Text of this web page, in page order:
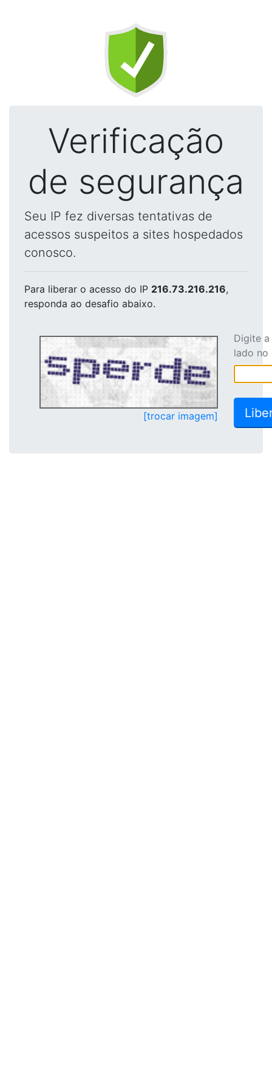
Verificação
de segurança
Seu IP fez diversas tentativas de
acessos suspeitos a sites hospedados
conosco.
Para liberar o acesso do IP 216.73.216.216,
responda ao desafio abaixo.
[trocar imagem]
Digite
lado no